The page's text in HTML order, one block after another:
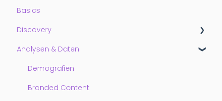
Basics
Discovery
Getting Started
Watchlisten
Filter
Analysen & Daten
Demografien
Branded Content